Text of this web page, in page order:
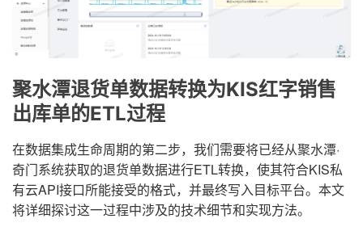
聚水潭退货单数据转换为KIS红字销售
出库单的ETL过程
在数据集成生命周期的第二步，我们需要将已经从聚水潭·
奇门系统获取的退货单数据进行ETL转换，使其符合KIS私
有云API接口所能接受的格式，并最终写入目标平台。本文
将详细探讨这一过程中涉及的技术细节和实现方法。